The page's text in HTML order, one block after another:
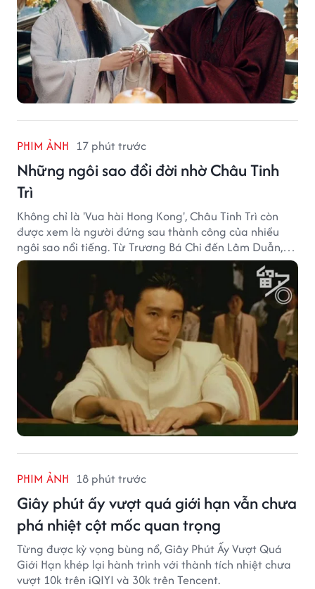
PHIM ẢNH 17 phút trước
Những ngôi sao đổi đời nhờ Châu Tinh
Trì
Không chỉ là 'Vua hài Hong Kong', Châu Tinh Trì còn
được xem là người đứng sau thành công của nhiều
ngôi sao nổi tiếng. Từ Trương Bá Chi đến Lâm Duẫn,
không ít diễn viên đã bước sang trang mới trong sự
nghiệp nhờ cơ hội từ Châu Tinh Trì.
PHIM ẢNH 18 phút trước
Giây phút ấy vượt quá giới hạn vẫn chưa
phá nhiệt cột mốc quan trọng
Từng được kỳ vọng bùng nổ, Giây Phút Ấy Vượt Quá
Giới Hạn khép lại hành trình với thành tích nhiệt chưa
vượt 10k trên iQIYI và 30k trên Tencent.